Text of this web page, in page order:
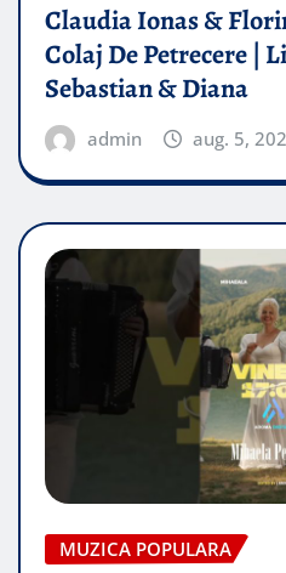
Claudia Ionas &
Colaj De Petrecere |
Sebastian & Diana
admin aug. 5,
MUZICA POPULARA